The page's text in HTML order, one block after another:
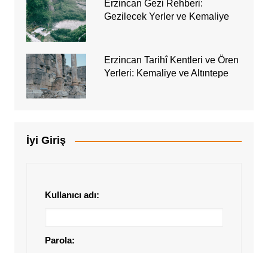
Erzincan Gezi Rehberi:
Gezilecek Yerler ve Kemaliye
Erzincan Tarihî Kentleri ve Ören
Yerleri: Kemaliye ve Altıntepe
İyi Giriş
Kullanıcı adı:
Parola: